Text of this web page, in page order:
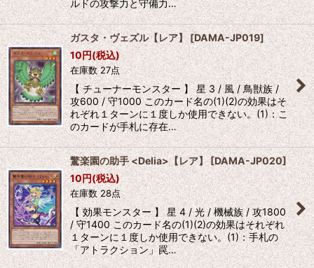
ルドの攻撃力と守備力…
ガスタ・ヴェズル【レア】 [DAMA-JP019]
10円(税込)
在庫数 27点
【 チューナーモンスター 】 星 3 / 風 / 鳥獣族 /
攻600 / 守1000 このカード名の(1)(2)の効果はそ
れぞれ１ターンに１度しか使用できない。(1)：こ
のカードが手札に存在…
驚楽園の助手 <Delia>【レア】 [DAMA-JP020]
10円(税込)
在庫数 28点
【 効果モンスター 】 星 4 / 光 / 機械族 / 攻1800
/ 守1400 このカード名の(1)(2)の効果はそれぞれ
１ターンに１度しか使用できない。(1)：手札の
「アトラクション」罠…